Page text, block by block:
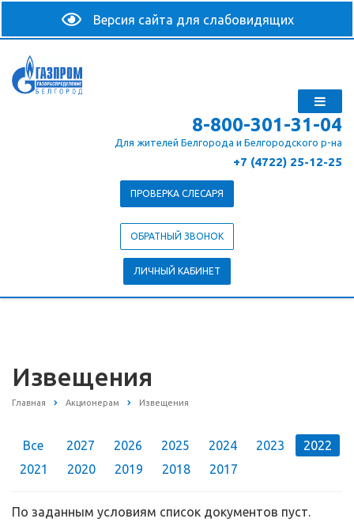
8-800-301-31-04
Для жителей Белгорода и Белгородского р-на
+7 (4722) 25-12-25
ПРОВЕРКА СЛЕСАРЯ
ОБРАТНЫЙ ЗВОНОК
ЛИЧНЫЙ КАБИНЕТ
Извещения
Главная Акционерам Извещения
Все 2027 2026 2025 2024 2023
2022
2021
2020 2019 2018 2017
По заданным условиям список документов пуст.